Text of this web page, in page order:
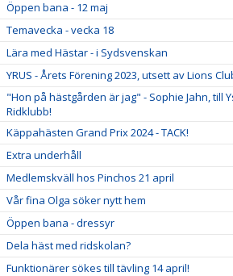
Öppen bana - 12 maj
Temavecka - vecka 18
Lära med Hästar - i Sydsvenskan
YRUS - Årets Förening 2023, utsett av Lions
"Hon på hästgården är jag" - Sophie Jahn, till
Ridklubb!
Käppahästen Grand Prix 2024 - TACK!
Extra underhåll
Medlemskväll hos Pinchos 21 april
Vår fina Olga söker nytt hem
Öppen bana - dressyr
Dela häst med ridskolan?
Funktionärer sökes till tävling 14 april!